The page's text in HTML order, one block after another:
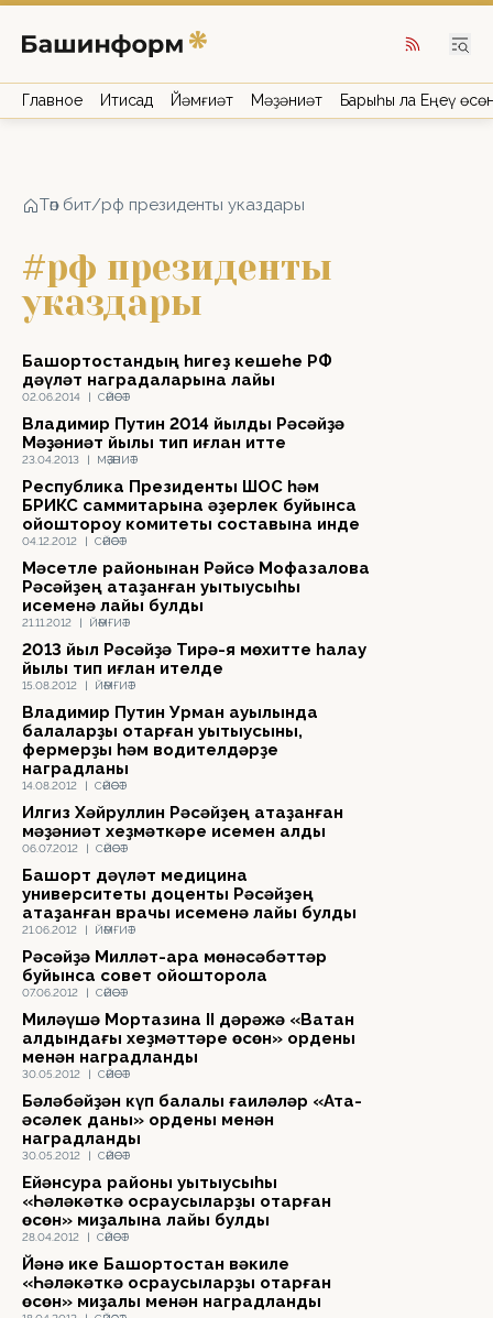
Главное Иҡтисад Йәмғиәт Мәҙәниәт Барыһы ла Еңеү
Төп бит/рф президенты указдары
#рф президенты
указдары
02.06.2014 | СӘЙӘСӘТ
Башҡортостандың һигеҙ кешеһе РФ
дәүләт наградаларына лайыҡ
23.04.2013 | МӘҘӘНИӘТ
Владимир Путин 2014 йылды Рәсәйҙә
Мәҙәниәт йылы тип иғлан итте
04.12.2012 | СӘЙӘСӘТ
Республика Президенты ШОС һәм
БРИКС саммитарына әҙерлек буйынса
ойоштороу комитеты составына инде
21.11.2012 | ЙӘМҒИӘТ
Мәсетле районынан Рәйсә Мофазалова
Рәсәйҙең атҡаҙанған уҡытыусыһы
исеменә лайыҡ булды
15.08.2012 | ЙӘМҒИӘТ
2013 йыл Рәсәйҙә Тирә-яҡ мөхитте һаҡлау
йылы тип иғлан ителде
14.08.2012 | СӘЙӘСӘТ
Владимир Путин Урман ауылында
балаларҙы ҡотҡарған уҡытыусыны,
фермерҙы һәм водителдәрҙе
наградланы
06.07.2012 | СӘЙӘСӘТ
Илгиз Хәйруллин Рәсәйҙең атҡаҙанған
мәҙәниәт хеҙмәткәре исемен алды
21.06.2012 | ЙӘМҒИӘТ
Башҡорт дәүләт медицина
университеты доценты Рәсәйҙең
атҡаҙанған врачы исеменә лайыҡ булды
07.06.2012 | СӘЙӘСӘТ
Рәсәйҙә Милләт-ара мөнәсәбәттәр
буйынса совет ойошторола
30.05.2012 | СӘЙӘСӘТ
Миләүшә Мортазина II дәрәжә «Ватан
алдындағы хеҙмәттәре өсөн» ордены
менән наградланды
30.05.2012 | СӘЙӘСӘТ
Бәләбәйҙән күп балалы ғаиләләр «Ата-
әсәлек даны» ордены менән
наградланды
28.04.2012 | СӘЙӘСӘТ
Ейәнсура районы уҡытыусыһы
«Һәләкәткә осраусыларҙы ҡотҡарған
өсөн» миҙалына лайыҡ булды
Йәнә ике Башҡортостан вәкиле
«Һәләкәткә осраусыларҙы ҡотҡарған
өсөн» миҙалы менән наградланды